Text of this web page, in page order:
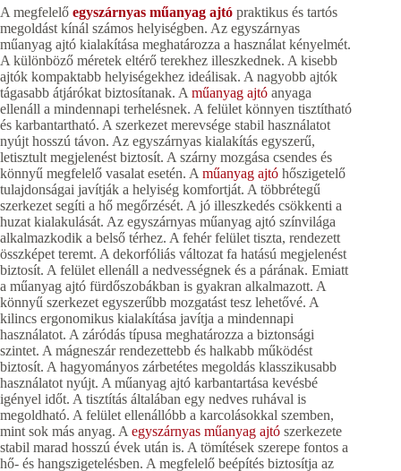
A megfelelő egyszárnyas műanyag ajtó praktikus és tartós
megoldást kínál számos helyiségben. Az egyszárnyas
műanyag ajtó kialakítása meghatározza a használat kényelmét.
A különböző méretek eltérő terekhez illeszkednek. A kisebb
ajtók kompaktabb helyiségekhez ideálisak. A nagyobb ajtók
tágasabb átjárókat biztosítanak. Aműanyag ajtó anyaga
ellenáll a mindennapi terhelésnek. A felület könnyen tisztítható
és karbantartható. A szerkezet merevsége stabil használatot
nyújt hosszú távon. Az egyszárnyas kialakítás egyszerű,
letisztult megjelenést biztosít. A szárny mozgása csendes és
könnyű megfelelő vasalat esetén. Aműanyag ajtó hőszigetelő
tulajdonságai javítják a helyiség komfortját. A többrétegű
szerkezet segíti a hő megőrzését. A jó illeszkedés csökkenti a
huzat kialakulását. Az egyszárnyas műanyag ajtó színvilága
alkalmazkodik a belső térhez. A fehér felület tiszta, rendezett
összképet teremt. A dekorfóliás változat fa hatású megjelenést
biztosít. A felület ellenáll a nedvességnek és a párának. Emiatt
a műanyag ajtó fürdőszobákban is gyakran alkalmazott. A
könnyű szerkezet egyszerűbb mozgatást tesz lehetővé. A
kilincs ergonomikus kialakítása javítja a mindennapi
használatot. A záródás típusa meghatározza a biztonsági
szintet. A mágneszár rendezettebb és halkabb működést
biztosít. A hagyományos zárbetétes megoldás klasszikusabb
használatot nyújt. A műanyag ajtó karbantartása kevésbé
igényel időt. A tisztítás általában egy nedves ruhával is
megoldható. A felület ellenállóbb a karcolásokkal szemben,
mint sok más anyag. Aegyszárnyas műanyag ajtó szerkezete
stabil marad hosszú évek után is. A tömítések szerepe fontos a
hő- és hangszigetelésben. A megfelelő beépítés biztosítja az